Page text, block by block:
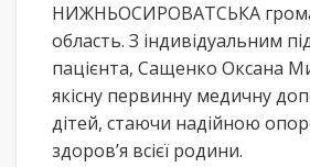
НИЖНЬОСИРОВАТСЬКА
область. З індивідуальним
пацієнта, Сащенко Оксана
якісну первинну медичну
дітей, стаючи надійною
здоров’я всієї родини.